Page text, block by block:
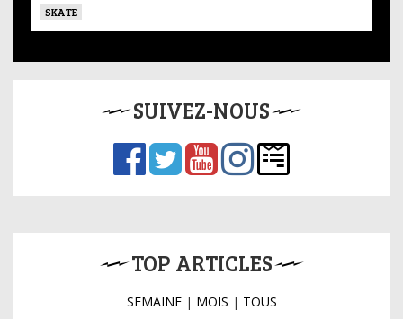
SKATE
SUIVEZ-NOUS
TOP ARTICLES
SEMAINE| MOIS | TOUS